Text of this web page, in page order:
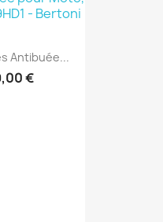
Antibuée...
€